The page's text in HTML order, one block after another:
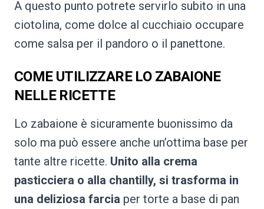
A questo punto potrete servirlo subito in una
ciotolina, come dolce al cucchiaio occupare
come salsa per il pandoro o il panettone.
COME UTILIZZARE LO ZABAIONE
NELLE RICETTE
Lo zabaione è sicuramente buonissimo da
solo ma può essere anche un’ottima base per
tante altre ricette. Unito alla crema
pasticciera o alla chantilly, si trasforma in
una deliziosa farcia per torte a base di pan